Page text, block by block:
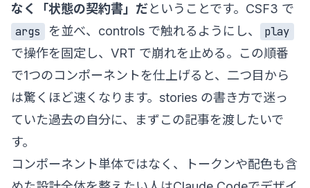
なく「状態の契約書」だということです。CSF3 で
args
を並べ、controls で触れるようにし、
play
で操作を固定し、VRT で崩れを止める。この順番
で1つのコンポーネントを仕上げると、二つ目から
は驚くほど速くなります。stories の書き方で迷っ
ていた過去の自分に、まずこの記事を渡したいで
す。
コンポーネント単体ではなく、トークンや配色も含